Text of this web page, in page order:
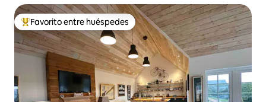
Favorito entre huéspedes preferido
Favorito entre huéspedes